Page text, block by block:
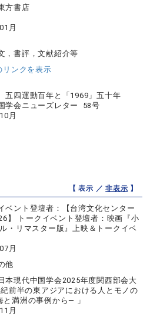
方書店
月
，書評，文献紹介等
リンクを表示
四運動百年と「1969」五十年
学会ニューズレター 58号
月
【 表示 ／非表示 】
ベント登壇者：【台湾文化センター
】 トークイベント登壇者：映画『小
・リマスター版』上映＆トークイベ
月
他
本現代中国学会2025年度関西部会大
前半の東アジアにおける人とモノの
満洲の事例から― 」
月